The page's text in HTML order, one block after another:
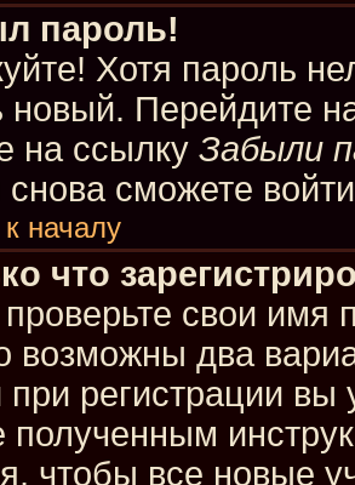
пароль!
Хотя пароль
новый. Перейдите
на ссылку Забыли
снова сможете
началу
что
свои имя
возможны два
при регистрации
полученным
чтобы все новые